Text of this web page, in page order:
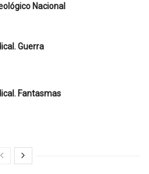
Nacional
Guerra
Fantasmas